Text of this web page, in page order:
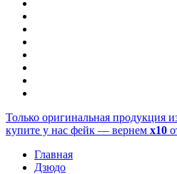
Только оригинальная продукция
купите у нас фейк — вернем x10
Главная
Дзюдо